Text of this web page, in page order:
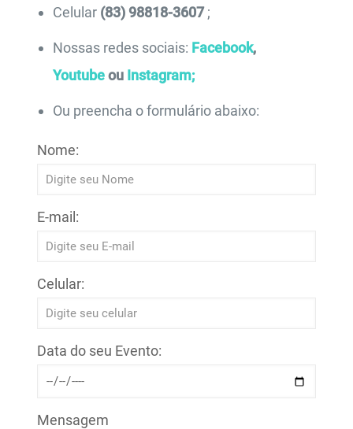
Celular (83) 98818-3607 ;
Nossas redes sociais: Facebook,
Youtubeou Instagram;
Ou preencha o formulário abaixo:
Nome:
E-mail:
Celular:
Data do seu Evento:
Mensagem